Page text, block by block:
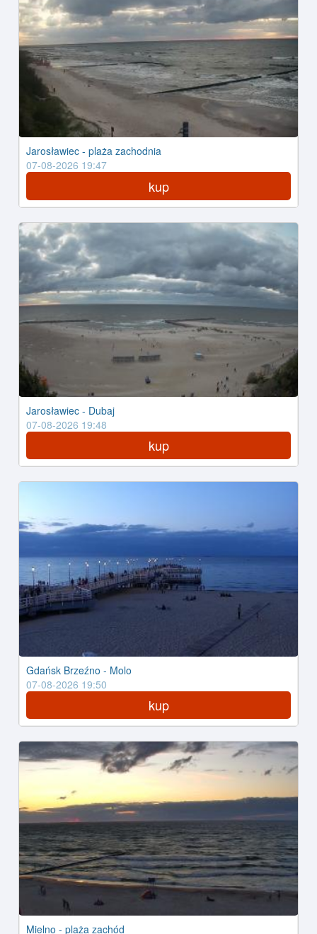
Jarosławiec - plaża zachodnia
07-08-2026 19:47
kup
Jarosławiec - Dubaj
07-08-2026 19:48
kup
Gdańsk Brzeźno - Molo
07-08-2026 19:50
kup
Mielno - plaża zachód